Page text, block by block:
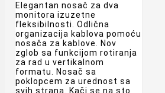
Elegantan nosač za dva
monitora izuzetne
fleksibilnosti. Odlična
organizacija kablova pomoću
nosača za kablove. Nov
zglob sa funkcijom rotiranja
za rad u vertikalnom
formatu. Nosač sa
poklopcem za urednost sa
svih strana. Kači se na sto